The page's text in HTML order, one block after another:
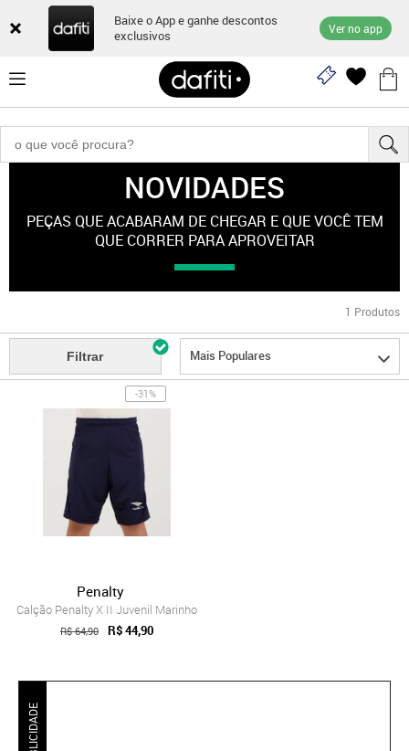
Baixe o App e ganhe descontos
exclusivos
Ver no app
"esporte-feminino"NOVIDADES
PEÇAS QUE ACABARAM DE CHEGAR E QUE VOCÊ TEM
QUE CORRER PARA APROVEITAR
1 Produtos
Filtrar Mais Populares
-31%
Penalty
Calção Penalty X II Juvenil Marinho
R$ 64,90 R$ 44,90
PUBLICIDADE